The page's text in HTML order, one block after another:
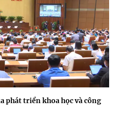
phát triển khoa học và công